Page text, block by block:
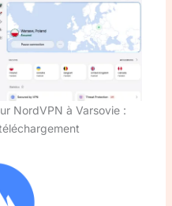
NordVPN à Varsovie :